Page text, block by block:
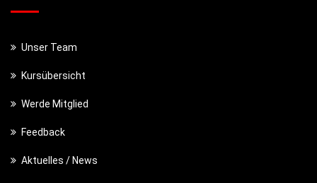
Unser Team
Kursübersicht
Werde Mitglied
Feedback
Aktuelles / News